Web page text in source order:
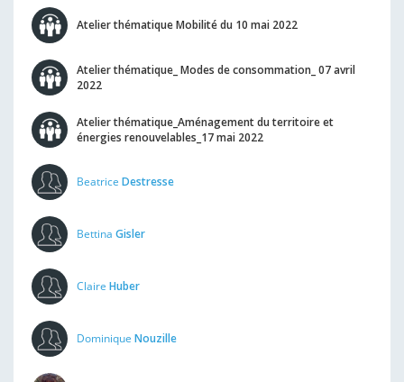
Atelier thématique Mobilité du 10 mai 2022
Atelier thématique_ Modes de consommation_ 07 avril
2022
Atelier thématique_Aménagement du territoire et
énergies renouvelables_17 mai 2022
Beatrice Destresse
Bettina Gisler
Claire Huber
Dominique Nouzille